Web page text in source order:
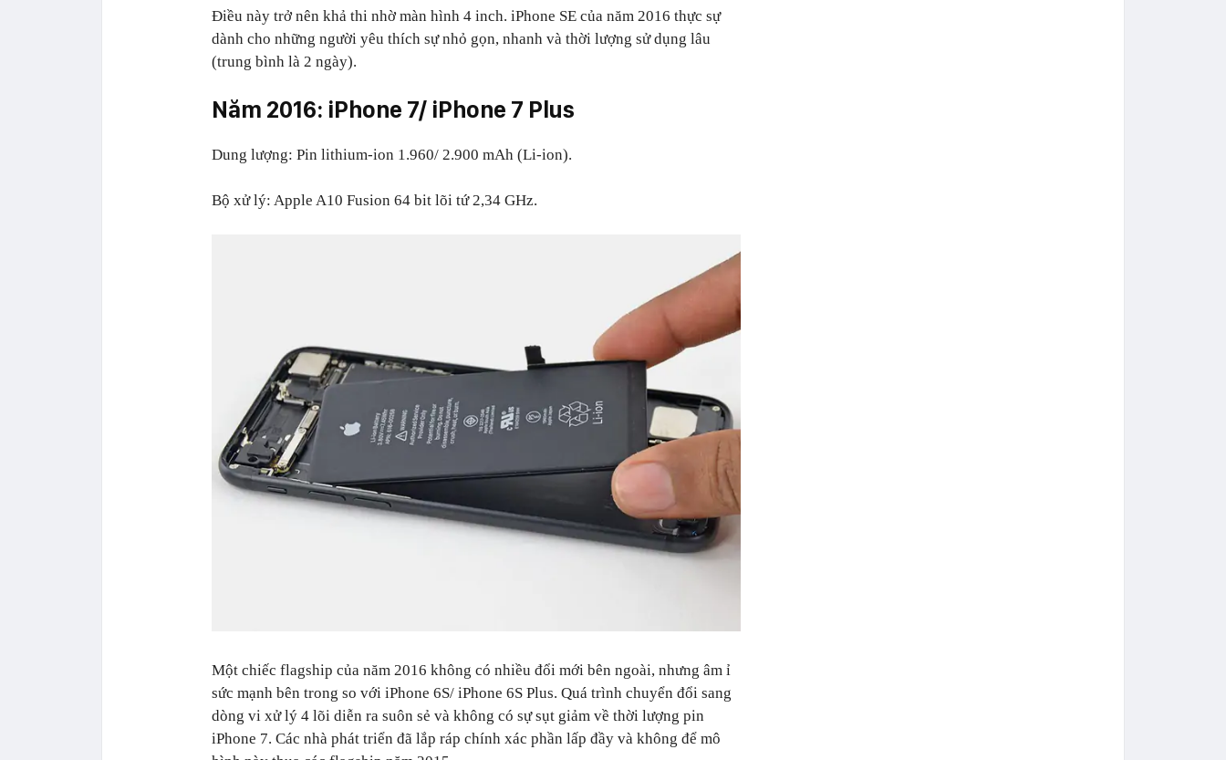
Điều này trở nên khả thi nhờ màn hình 4 inch. iPhone SE của năm 2016 thực sự
dành cho những người yêu thích sự nhỏ gọn, nhanh và thời lượng sử dụng lâu
(trung bình là 2 ngày).
Năm 2016: iPhone 7/ iPhone 7 Plus
Dung lượng: Pin lithium-ion 1.960/ 2.900 mAh (Li-ion).
Bộ xử lý: Apple A10 Fusion 64 bit lõi tứ 2,34 GHz.
Một chiếc flagship của năm 2016 không có nhiều đổi mới bên ngoài, nhưng âm ỉ
sức mạnh bên trong so với iPhone 6S/ iPhone 6S Plus. Quá trình chuyển đổi sang
dòng vi xử lý 4 lõi diễn ra suôn sẻ và không có sự sụt giảm về thời lượng pin
iPhone 7. Các nhà phát triển đã lắp ráp chính xác phần lấp đầy và không để mô